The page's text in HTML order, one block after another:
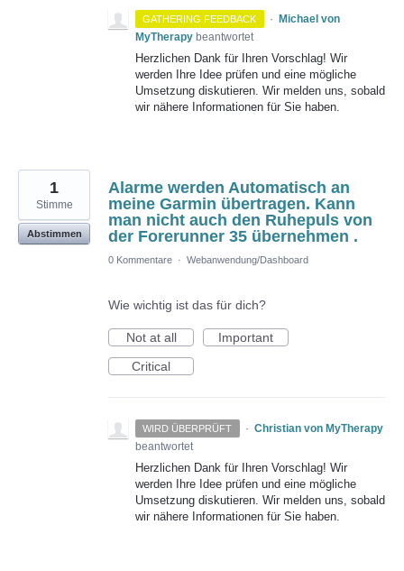
GATHERING FEEDBACK · Michael von
MyTherapy beantwortet
Herzlichen Dank für Ihren Vorschlag! Wir
werden Ihre Idee prüfen und eine mögliche
Umsetzung diskutieren. Wir melden uns, sobald
wir nähere Informationen für Sie haben.
Alarme werden Automatisch an
meine Garmin übertragen. Kann
man nicht auch den Ruhepuls von
der Forerunner 35 übernehmen .
1
Stimme
Abstimmen
0 Kommentare · Webanwendung/Dashboard
Wie wichtig ist das für dich?
Not at all
Important
Critical
WIRD ÜBERPRÜFT · Christian von MyTherapy
beantwortet
Herzlichen Dank für Ihren Vorschlag! Wir
werden Ihre Idee prüfen und eine mögliche
Umsetzung diskutieren. Wir melden uns, sobald
wir nähere Informationen für Sie haben.